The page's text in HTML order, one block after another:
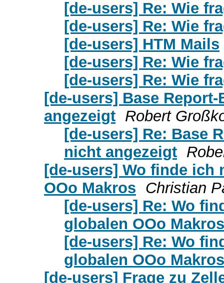
[de-users] Re: Wie
[de-users] Re: Wie
[de-users] HTM Mails
[de-users] Re: Wie
[de-users] Re: Wie
[de-users] Base
angezeigt Robert
[de-users] Re: Base
nicht angezeigt
[de-users] Wo finde ich
OOo Makros Christian
[de-users] Re: Wo
globalen OOo Makros
[de-users] Re: Wo
globalen OOo Makros
[de-users] Frage zu